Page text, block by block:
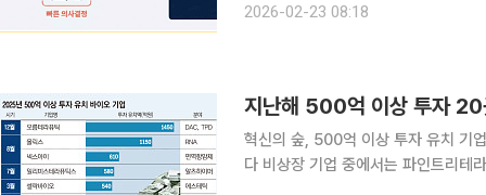
(DAC)와 이중 정밀 표적 분해(TPD²)
2026-02-23 08:18
지난해 500억 이상 투자 20
혁신의 숲, 500억 이상 투자 유치 기
다 비상장 기업 중에서는 파인트리테라퓨틱이 670억 원 지난해